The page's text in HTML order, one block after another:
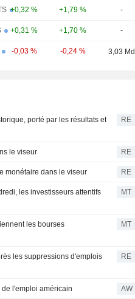
+0,32 % +1,79 % -
+0,31 % +1,70 % -
-0,03 % -0,24 % 3,03 Md
porté par les résultats et
RE
le viseur RE
monétaire dans le viseur RE
les investisseurs attentifs
MT
les bourses
MT
les suppressions d'emplois
RE
l'emploi américain AW